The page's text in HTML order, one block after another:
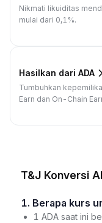
Nikmati likuiditas
mulai dari 0,1%.
Hasilkan dari ADA
Tumbuhkan
Earn dan On-Chain
T&J Konversi
1. Berapa kurs
1 ADA saat ini